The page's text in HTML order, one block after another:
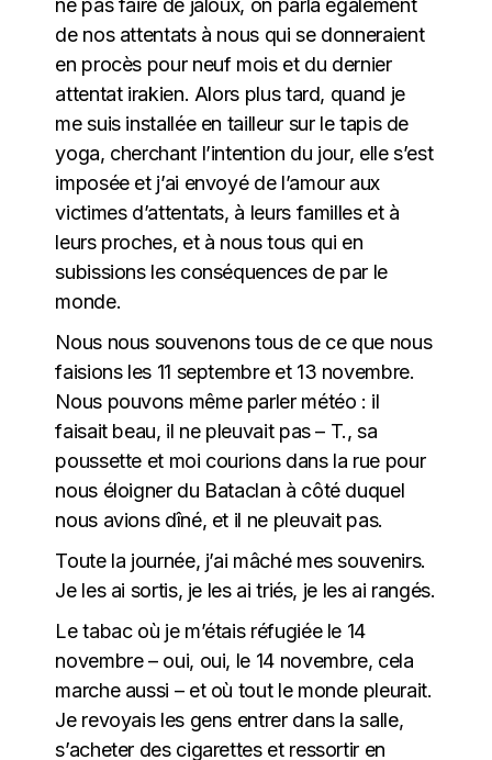
de nos attentats à nous qui se donneraient
en procès pour neuf mois et du dernier
attentat irakien. Alors plus tard, quand je
me suis installée en tailleur sur le tapis de
yoga, cherchant l’intention du jour, elle s’est
imposée et j’ai envoyé de l’amour aux
victimes d’attentats, à leurs familles et à
leurs proches, et à nous tous qui en
subissions les conséquences de par le
monde.
Nous nous souvenons tous de ce que nous
faisions les 11 septembre et 13 novembre.
Nous pouvons même parler météo : il
faisait beau, il ne pleuvait pas – T., sa
poussette et moi courions dans la rue pour
nous éloigner du Bataclan à côté duquel
nous avions dîné, et il ne pleuvait pas.
Toute la journée, j’ai mâché mes souvenirs.
Je les ai sortis, je les ai triés, je les ai rangés.
Le tabac où je m’étais réfugiée le 14
novembre – oui, oui, le 14 novembre, cela
marche aussi – et où tout le monde pleurait.
Je revoyais les gens entrer dans la salle,
s’acheter des cigarettes et ressortir en